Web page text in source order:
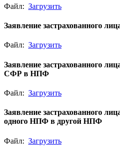
Файл: Загрузить
Заявление застрахованного
Файл: Загрузить
Заявление застрахованного
CФР в НПФ
Файл: Загрузить
Заявление застрахованного
одного НПФ в другой НПФ
Файл: Загрузить